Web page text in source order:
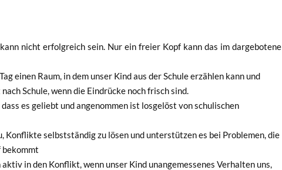
nicht erfolg­reich sein. Nur ein frei­er Kopf kann das im dar­ge­bo­te­ne
einen Raum, in dem unser Kind aus der Schu­le erzäh­len kann und
Schu­le, wenn die Ein­drü­cke noch frisch sind.
es geliebt und ange­nom­men ist los­ge­löst von schu­li­schen
Kon­flik­te selbst­stän­dig zu lösen und unter­stüt­zen es bei Pro­ble­men, die
bekommt
in den Kon­flikt, wenn unser Kind unan­ge­mes­se­nes Ver­hal­ten uns,